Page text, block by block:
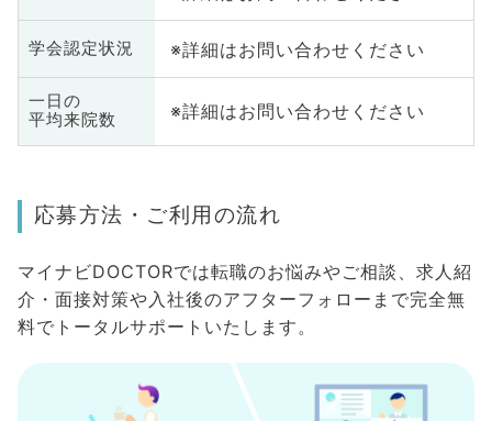
学会認定状況 ※詳細はお問い合わせください
一日の
平均来院数
※詳細はお問い合わせください
応募方法・ご利用の流れ
マイナビDOCTORでは転職のお悩みやご相談、求人紹
介・面接対策や入社後のアフターフォローまで完全無
料でトータルサポートいたします。